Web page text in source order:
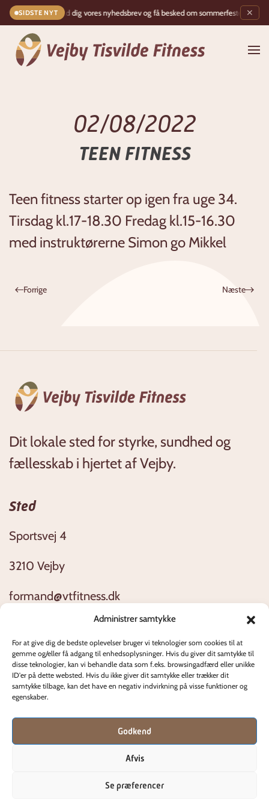
Administrer samtykke
For at give dig de bedste oplevelser bruger vi teknologier som cookies til at
gemme og/eller få adgang til enhedsoplysninger. Hvis du giver dit samtykke til
disse teknologier, kan vi behandle data som f.eks. browsingadfærd eller unikke
ID'er på dette websted. Hvis du ikke giver dit samtykke eller trækker dit
samtykke tilbage, kan det have en negativ indvirkning på visse funktioner og
egenskaber.
Godkend
Afvis
Se præferencer
SIDSTE NYTTilmeld dig vores nyhedsbrev og få besked om sommerfesten!✕
Gå til hovedindhold
02/08/2022
TEEN FITNESS
Teen fitness starter op igen fra uge 34.
Tirsdag kl.17-18.30 Fredag kl.15-16.30
med instruktørerne Simon go Mikkel
Forrige Næste
Dit lokale sted for styrke, sundhed og
fællesskab i hjertet af Vejby.
Sted
Sportsvej 4
3210 Vejby
formand@vtfitness.dk
Åbningstider
Alle dage 04:00 - 23:00